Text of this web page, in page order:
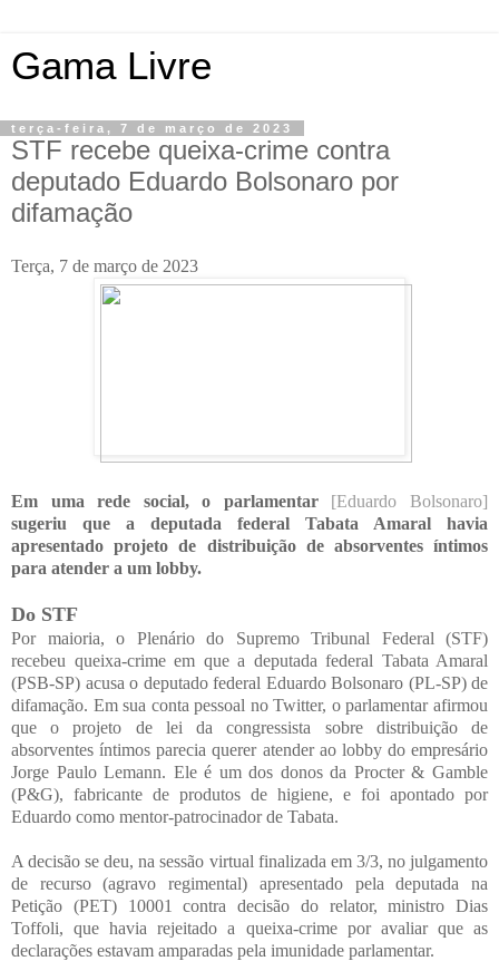
Gama Livre
terça-feira, 7 de março de 2023
STF recebe queixa-crime contra
deputado Eduardo Bolsonaro por
difamação
Terça, 7 de março de 2023
Em uma rede social, o parlamentar [Eduardo Bolsonaro]
sugeriu que a deputada federal Tabata Amaral havia
apresentado projeto de distribuição de absorventes íntimos
para atender a um lobby.
Do STF
Por maioria, o Plenário do Supremo Tribunal Federal (STF)
recebeu queixa-crime em que a deputada federal Tabata Amaral
(PSB-SP) acusa o deputado federal Eduardo Bolsonaro (PL-SP) de
difamação. Em sua conta pessoal no Twitter, o parlamentar afirmou
que o projeto de lei da congressista sobre distribuição de
absorventes íntimos parecia querer atender ao lobby do empresário
Jorge Paulo Lemann. Ele é um dos donos da Procter & Gamble
(P&G), fabricante de produtos de higiene, e foi apontado por
Eduardo como mentor-patrocinador de Tabata.
A decisão se deu, na sessão virtual finalizada em 3/3, no julgamento
de recurso (agravo regimental) apresentado pela deputada na
Petição (PET) 10001 contra decisão do relator, ministro Dias
Toffoli, que havia rejeitado a queixa-crime por avaliar que as
declarações estavam amparadas pela imunidade parlamentar.